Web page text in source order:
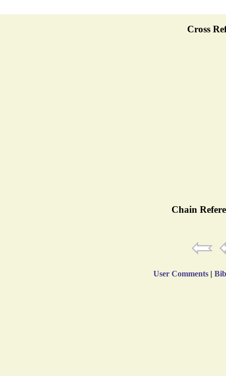
Cross
Chain
User Comments |